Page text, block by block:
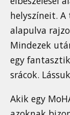
helyszíneit. A
alapulva
Mindezek
egy
srácok.
Akik egy